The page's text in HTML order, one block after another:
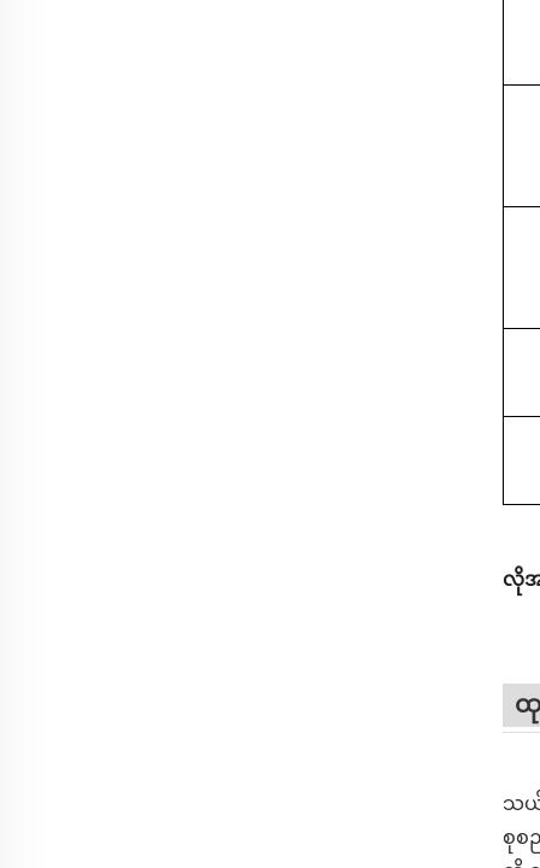
လိုအ
ထု
သယ်
စုစ